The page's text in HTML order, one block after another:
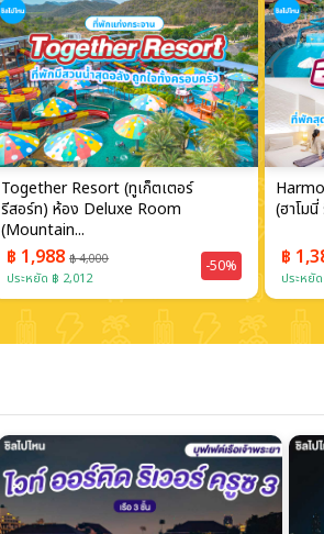
Together Resort (ทูเก็ตเตอร์
รีสอร์ท) ห้อง Deluxe Room
(Mountain...
฿ 1,988฿ 4,000
ประหยัด ฿ 2,012
-50%
(ฮาโม
฿
ประหยั